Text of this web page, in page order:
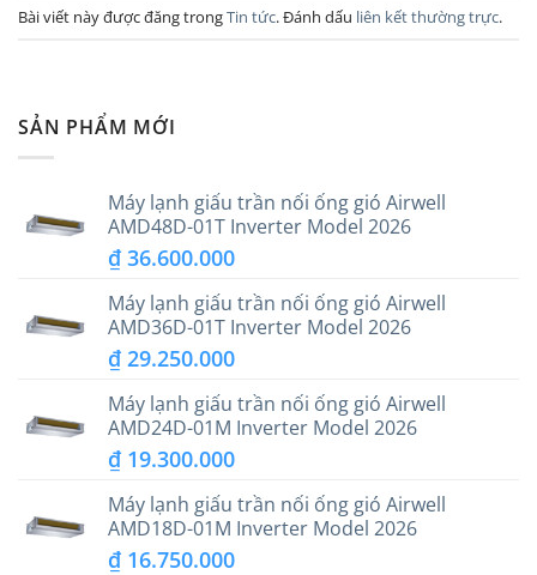
Bài viết này được đăng trongTin tức. Đánh dấu liên kết thường trực.
SẢN PHẨM MỚI
Máy lạnh giấu trần nối ống gió Airwell
AMD48D-01T Inverter Model 2026
₫ 36.600.000
Máy lạnh giấu trần nối ống gió Airwell
AMD36D-01T Inverter Model 2026
₫ 29.250.000
Máy lạnh giấu trần nối ống gió Airwell
AMD24D-01M Inverter Model 2026
₫ 19.300.000
Máy lạnh giấu trần nối ống gió Airwell
AMD18D-01M Inverter Model 2026
₫ 16.750.000